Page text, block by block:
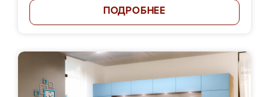
ПОДРОБНЕЕ